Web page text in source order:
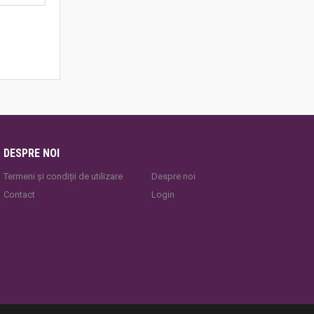
DESPRE NOI
Termeni și condiții de utilizare
Contact
Despre noi
Login